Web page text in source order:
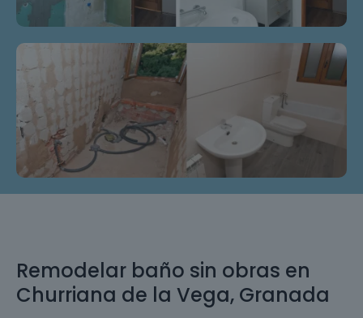
Remodelar baño sin obras en
Churriana de la Vega, Granada